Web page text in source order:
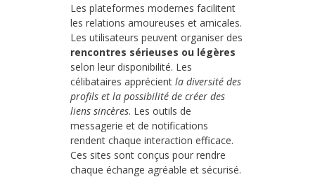
Les plateformes modernes facilitent
les relations amoureuses et amicales.
Les utilisateurs peuvent organiser des
rencontres sérieuses ou légères
selon leur disponibilité. Les
célibataires apprécient la diversité des
profils et la possibilité de créer des
liens sincères. Les outils de
messagerie et de notifications
rendent chaque interaction efficace.
Ces sites sont conçus pour rendre
chaque échange agréable et sécurisé.